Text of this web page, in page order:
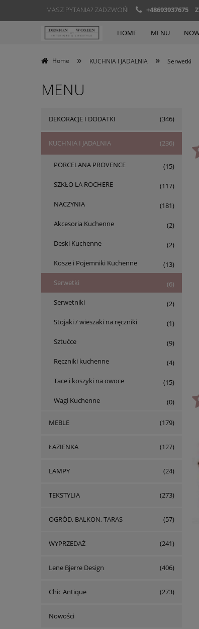
MASZ PYTANIA? ZADZWOŃ! +48693937675
HOME MENU
Home » KUCHNIA I JADALNIA » Serwetki
MENU
DEKORACJE I DODATKI (346)
KUCHNIA I JADALNIA (236)
PORCELANA PROVENCE (15)
SZKŁO LA ROCHERE (117)
NACZYNIA (181)
Akcesoria Kuchenne (2)
Deski Kuchenne (2)
Kosze i Pojemniki Kuchenne (13)
Serwetki (6)
Serwetniki (2)
Stojaki / wieszaki na ręczniki (1)
Sztućce (9)
Ręczniki kuchenne (4)
Tace i koszyki na owoce (15)
Wagi Kuchenne (0)
MEBLE (179)
ŁAZIENKA (127)
LAMPY (24)
TEKSTYLIA (273)
OGRÓD, BALKON, TARAS (57)
WYPRZEDAŻ (241)
Lene Bjerre Design (406)
Chic Antique (273)
Nowości